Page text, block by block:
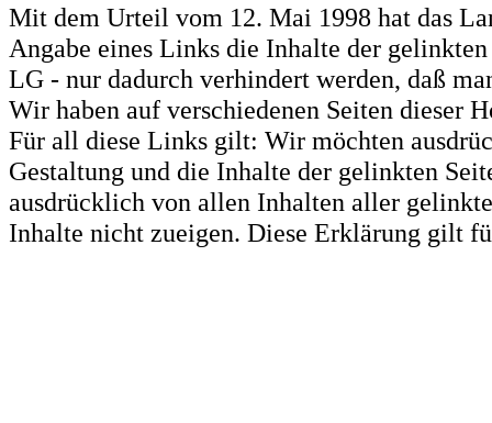
Mit dem Urteil vom 12. Mai 1998 hat das
Angabe eines Links die Inhalte der
LG - nur dadurch verhindert werden, daß
Wir haben auf verschiedenen Seiten dieser
Für all diese Links gilt: Wir möchten
Gestaltung und die Inhalte der gelinkten
ausdrücklich von allen Inhalten aller
Inhalte nicht zueigen. Diese Erklärung gilt